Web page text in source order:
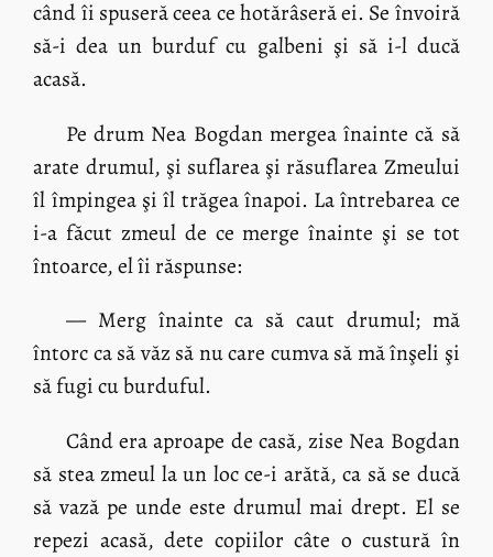
când îi spuseră ceea ce hotărâseră ei. Se învoiră
să-i dea un burduf cu galbeni şi să i-l ducă
acasă.
Pe drum Nea Bogdan mergea înainte că să
arate drumul, şi suflarea şi răsuflarea Zmeului
îl împingea şi îl trăgea înapoi. La întrebarea ce
i-a făcut zmeul de ce merge înainte şi se tot
întoarce, el îi răspunse:
— Merg înainte ca să caut drumul; mă
întorc ca să văz să nu care cumva să mă înşeli şi
să fugi cu burduful.
Când era aproape de casă, zise Nea Bogdan
să stea zmeul la un loc ce-i arătă, ca să se ducă
să vază pe unde este drumul mai drept. El se
repezi acasă, dete copiilor câte o custură în